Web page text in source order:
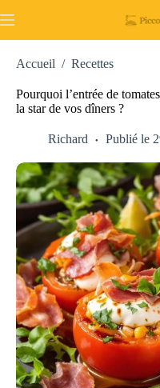
au
Accueil / Recettes
Pourquoi l’entrée de
la star de vos dîners ?
Richard Publié le